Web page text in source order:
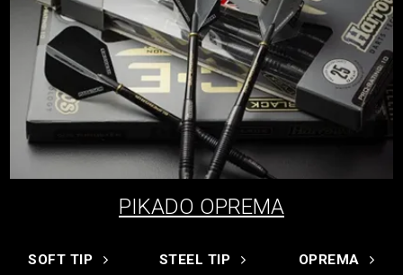
PIKADO OPREMA
SOFT TIP STEEL TIP OPREMA